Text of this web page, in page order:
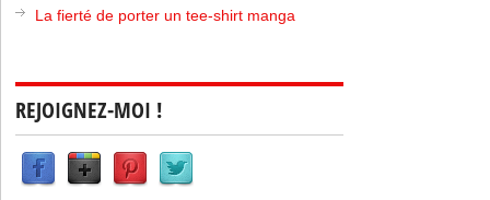
La fierté de porter un tee-shirt manga
REJOIGNEZ-MOI !